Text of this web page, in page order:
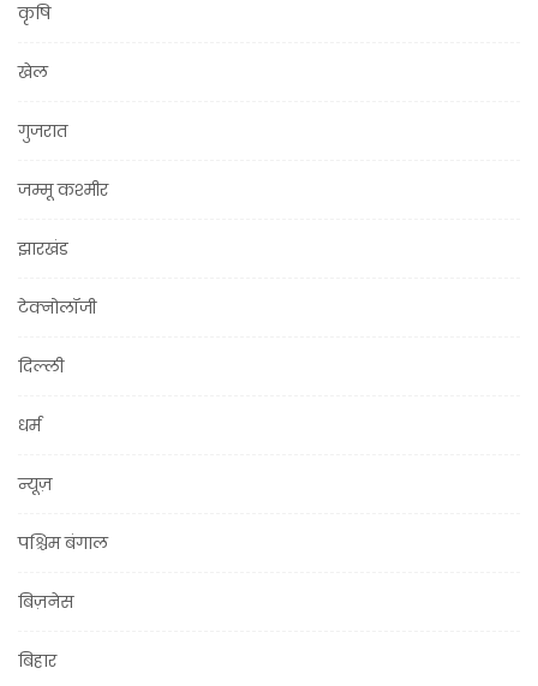
कृषि
खेल
गुजरात
जम्मू कश्मीर
झारखंड
टेक्नोलॉजी
दिल्ली
धर्म
न्यूज़
पश्चिम बंगाल
बिज़नेस
बिहार